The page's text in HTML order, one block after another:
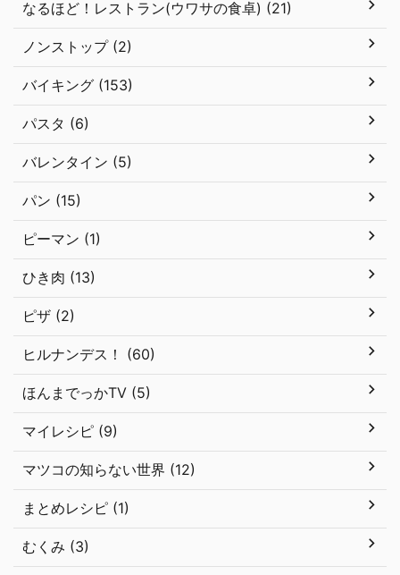
なるほど！レストラン(ウワサの食卓) (21)
ノンストップ (2)
バイキング (153)
パスタ (6)
バレンタイン (5)
パン (15)
ピーマン (1)
ひき肉 (13)
ピザ (2)
ヒルナンデス！ (60)
ほんまでっかTV (5)
マイレシピ (9)
マツコの知らない世界 (12)
まとめレシピ (1)
むくみ (3)